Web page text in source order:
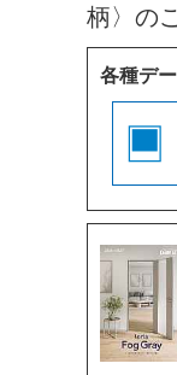
柄〉の
各種デ